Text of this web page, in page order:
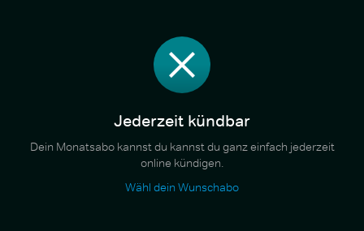
Jederzeit kündbar
Dein Monatsabo kannst du kannst du ganz einfach jederzeit
online kündigen.
Wähl dein Wunschabo